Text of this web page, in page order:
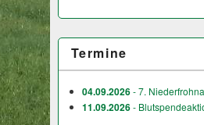
Termine
04.09.2026- 7.
11.09.2026-